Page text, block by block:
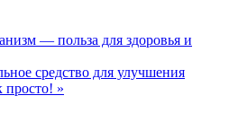
— польза для здоровья и
средство для улучшения
просто! »